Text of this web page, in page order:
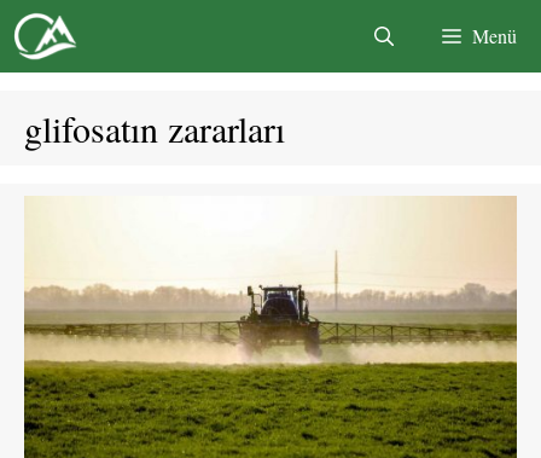
İçeriğe
atla
Menü
glifosatın zararları